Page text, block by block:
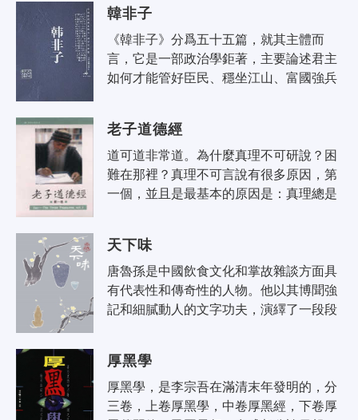
韓非子
《韓非子》分爲五十五篇，就其主體而
言，它是一部政治學鉅著，主要論述君主
如何才能管好臣民、穩坐江山、富國強兵
主..
老子道德經
道可道非常道。為什麼真理不可研說？困
難在那裡？真理不可言說有很多原因，第
一個，並且是最基本的原因是：真理總是
天下味
唐魯孫是中國飲食文化和掌故雜談方面具
有代表性和傳奇性的人物。他以其博聞強
記和細膩動人的文字功夫，演繹了一段段
厚黑學
厚黑學，是李宗吾在滿清末年發明的，分
三卷，上卷厚黑學，中卷厚黑經，下卷厚